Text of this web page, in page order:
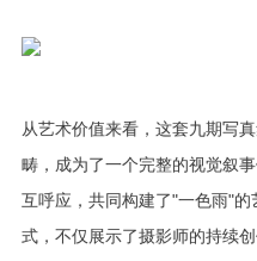
从艺术价值来看，这套九期写
畴，成为了一个完整的视觉叙
互呼应，共同构建了"一色雨"
式，不仅展示了摄影师的持续